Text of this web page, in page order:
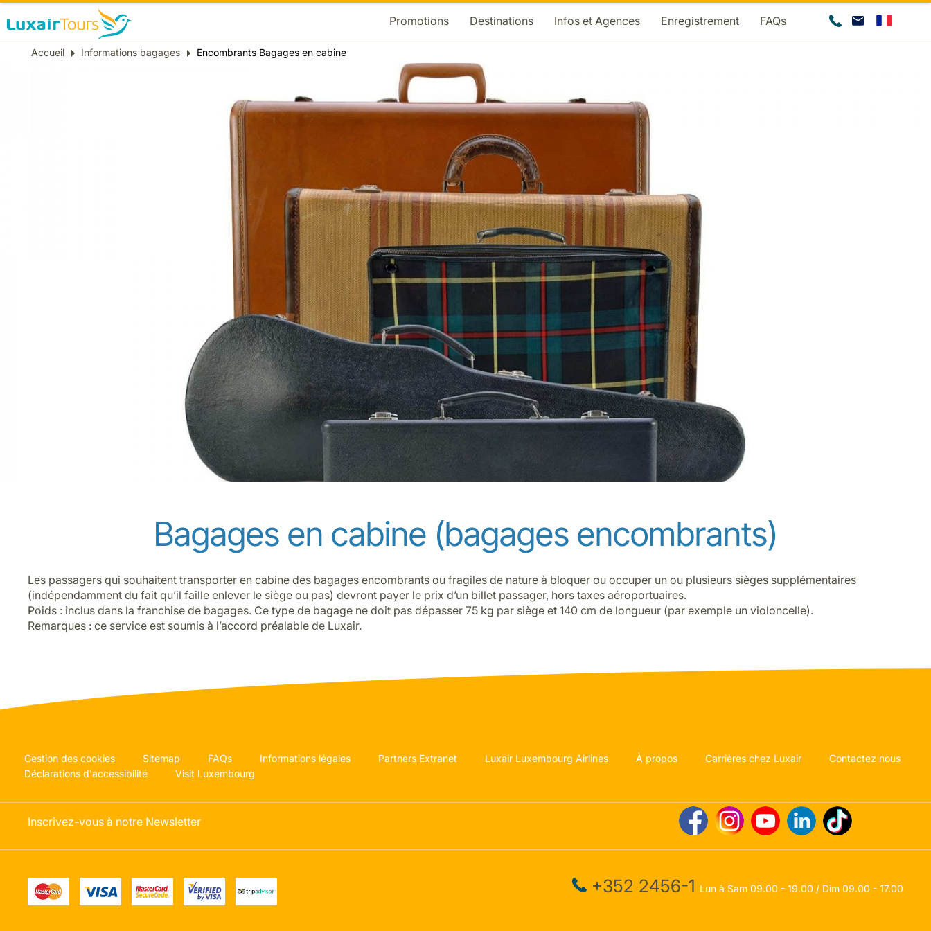
Promotions Destinations Infos et Agences Enregistrement FAQs
Fil
Accueil Informations bagages Encombrants Bagages en cabine
Bagages en cabine (bagages encombrants)
Les passagers qui souhaitent transporter en cabine des bagages encombrants ou fragiles de nature à bloquer ou occuper un ou plusieurs sièges supplémentaires
(indépendamment du fait qu’il faille enlever le siège ou pas) devront payer le prix d’un billet passager, hors taxes aéroportuaires.
Poids : inclus dans la franchise de bagages. Ce type de bagage ne doit pas dépasser 75 kg par siège et 140 cm de longueur (par exemple un violoncelle).
Remarques : ce service est soumis à l’accord préalable de Luxair.
Gestion des cookies Sitemap FAQs Informations légales Partners Extranet Luxair Luxembourg Airlines À propos Carrières chez Luxair
Contactez nous
Déclarations d'accessibilité
Visit Luxembourg
Inscrivez-vous à notre Newsletter
+352 2456-1 Lun à Sam 09.00 - 19.00 / Dim 09.00 - 17.00